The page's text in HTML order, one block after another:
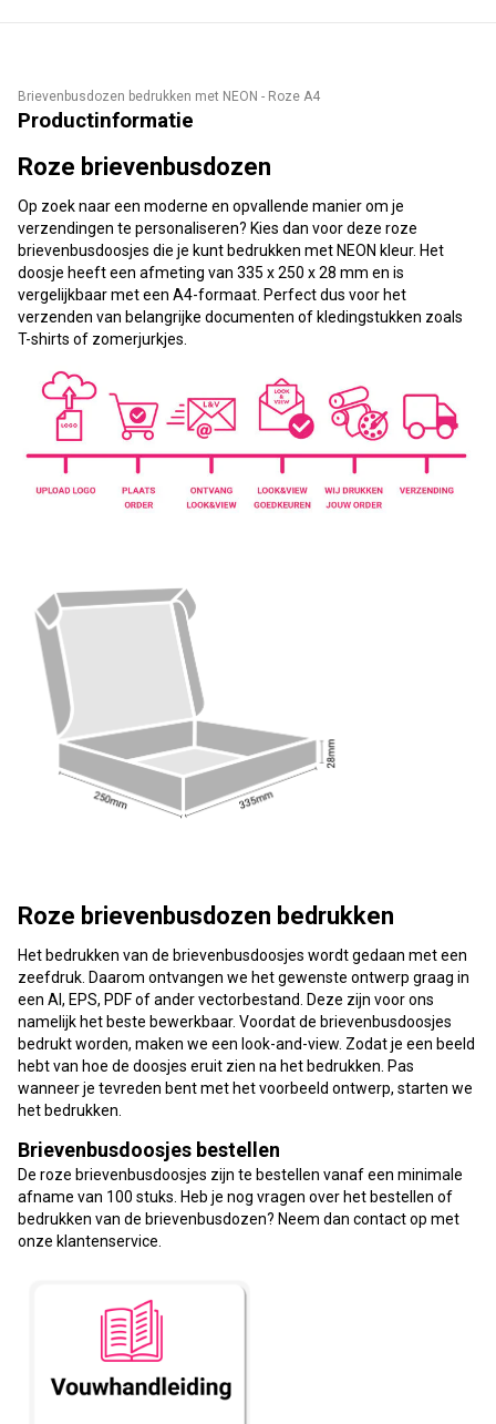
Brievenbusdozen bedrukken met NEON - Roze A4
Productinformatie
Roze brievenbusdozen
Op zoek naar een moderne en opvallende manier om je
verzendingen te personaliseren? Kies dan voor deze roze
brievenbusdoosjes die je kunt bedrukken met NEON kleur. Het
doosje heeft een afmeting van 335 x 250 x 28 mm en is
vergelijkbaar met een A4-formaat. Perfect dus voor het
verzenden van belangrijke documenten of kledingstukken zoals
T-shirts of zomerjurkjes.
Roze brievenbusdozen bedrukken
Het bedrukken van de brievenbusdoosjes wordt gedaan met een
zeefdruk. Daarom ontvangen we het gewenste ontwerp graag in
een AI, EPS, PDF of ander vectorbestand. Deze zijn voor ons
namelijk het beste bewerkbaar. Voordat de brievenbusdoosjes
bedrukt worden, maken we een look-and-view. Zodat je een beeld
hebt van hoe de doosjes eruit zien na het bedrukken. Pas
wanneer je tevreden bent met het voorbeeld ontwerp, starten we
het bedrukken.
Brievenbusdoosjes bestellen
De roze brievenbusdoosjes zijn te bestellen vanaf een minimale
afname van 100 stuks. Heb je nog vragen over het bestellen of
bedrukken van de brievenbusdozen? Neem dan contact op met
onze klantenservice.